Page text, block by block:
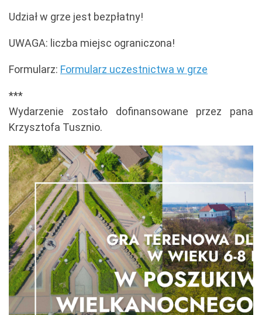
Udział w grze jest bezpłatny!
UWAGA: liczba miejsc ograniczona!
Formularz: Formularz uczestnictwa w grze
***
Wydarzenie zostało dofinansowane przez pana
Krzysztofa Tusznio.